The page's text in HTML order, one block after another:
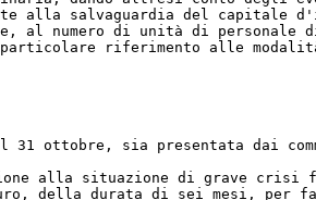
alla salvaguardia del capitale
numero di unità di personale
riferimento alle
ottobre, sia presentata dai
alla situazione di grave crisi
della durata di sei mesi, per